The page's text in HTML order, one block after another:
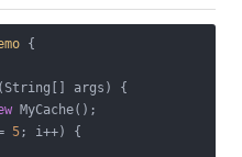
{
(String[] args)
{
MyCache();
5; i++) {